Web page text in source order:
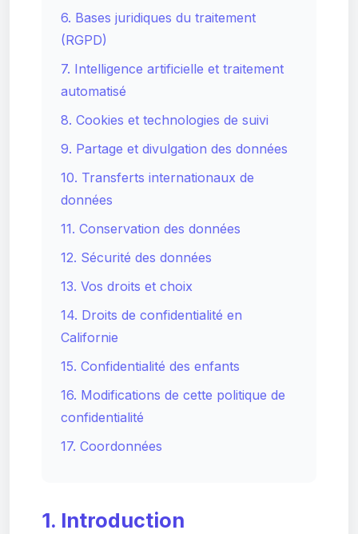
6. Bases juridiques du traitement
(RGPD)
7. Intelligence artificielle et traitement
automatisé
8. Cookies et technologies de suivi
9. Partage et divulgation des données
10. Transferts internationaux de
données
11. Conservation des données
12. Sécurité des données
13. Vos droits et choix
14. Droits de confidentialité en
Californie
15. Confidentialité des enfants
16. Modifications de cette politique de
confidentialité
17. Coordonnées
1. Introduction